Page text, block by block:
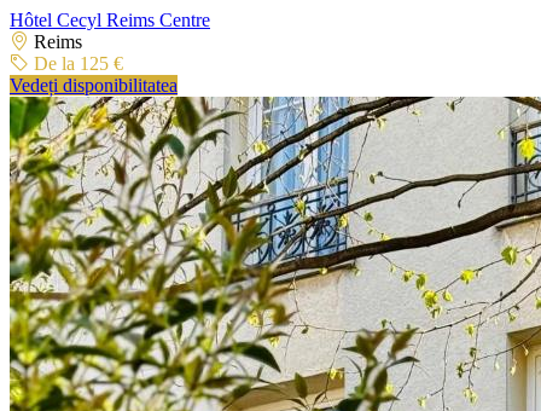
Hôtel Cecyl Reims Centre
Reims
De la 125 €
Vedeți disponibilitatea